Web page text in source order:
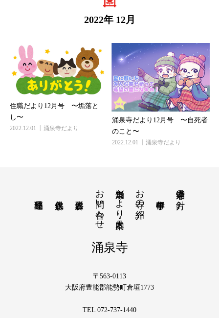
2022年 12月
住職だより12月号 〜垢落と
し〜
2022.12.01 涌泉寺だより
涌泉寺だより12月号 〜自死者
のこと〜
2022.12.01 涌泉寺だより
涌泉寺の方針
お寺の紹介
涌泉寺だより・月案内
お問い合わせ
涌泉寺
〒563-0113
大阪府豊能郡能勢町倉垣1773
TEL 072-737-1440